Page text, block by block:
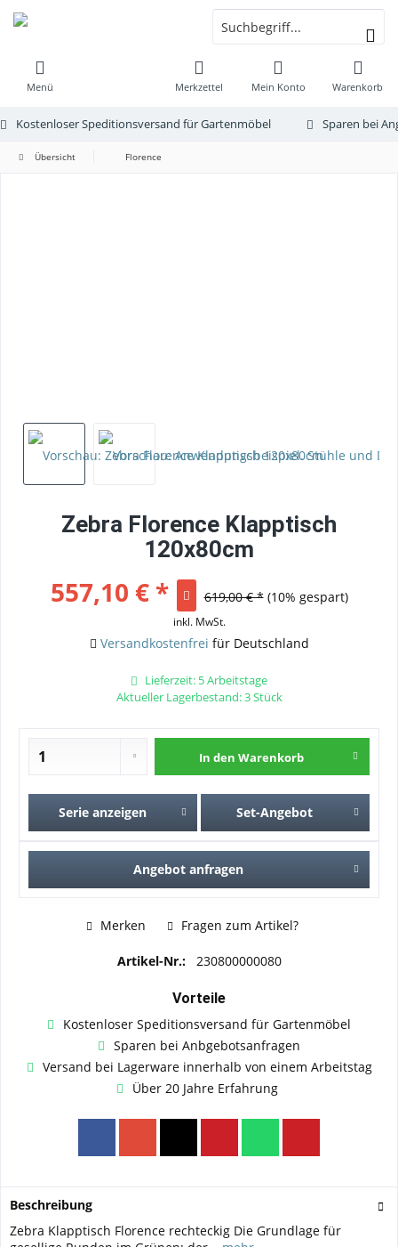
Menü Warenkorb
Merkzettel Mein Konto
Kostenloser Speditionsversand für Gartenmöbel Sparen bei
Übersicht Florence
Zebra Florence Klapptisch
120x80cm
557,10 € * 619,00 € * (10% gespart)
inkl. MwSt.
Versandkostenfrei für Deutschland
Lieferzeit: 5 Arbeitstage
Aktueller Lagerbestand: 3 Stück
In den Warenkorb
Serie anzeigen Set-Angebot
Angebot anfragen
Merken Fragen zum Artikel?
Artikel-Nr.: 230800000080
Vorteile
Kostenloser Speditionsversand für Gartenmöbel
Sparen bei Anbgebotsanfragen
Versand bei Lagerware innerhalb von einem Arbeitstag
Über 20 Jahre Erfahrung
Beschreibung
Zebra Klapptisch Florence rechteckig Die Grundlage für